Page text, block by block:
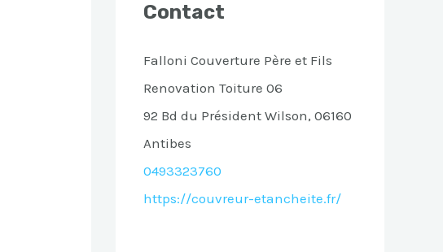
Contact
Falloni Couverture Père et Fils
Renovation Toiture 06
92 Bd du Président Wilson, 06160
Antibes
0493323760
https://couvreur-etancheite.fr/